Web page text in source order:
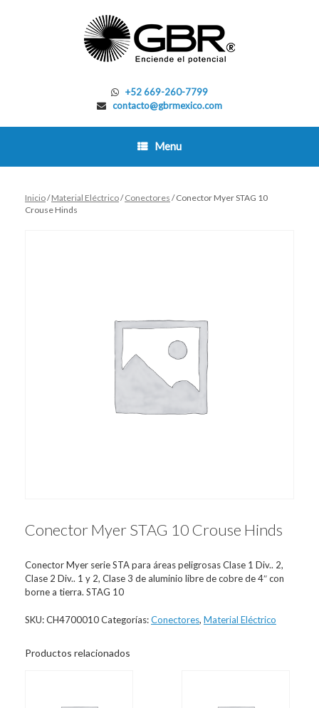
+52 669-260-7799
contacto@gbrmexico.com
Menu
Inicio/Material Eléctrico/Conectores / Conector Myer STAG 10
Crouse Hinds
Conector Myer STAG 10 Crouse Hinds
Conector Myer serie STA para áreas peligrosas Clase 1 Div.. 2,
Clase 2 Div.. 1 y 2, Clase 3 de aluminio libre de cobre de 4″ con
borne a tierra. STAG 10
SKU:CH4700010Categorías:Conectores, Material Eléctrico
Productos relacionados